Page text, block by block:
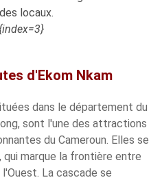
locaux.
d'Ekom Nkam
dans le département du
sont l'une des attractions
du Cameroun. Elles se
marque la frontière entre
La cascade se